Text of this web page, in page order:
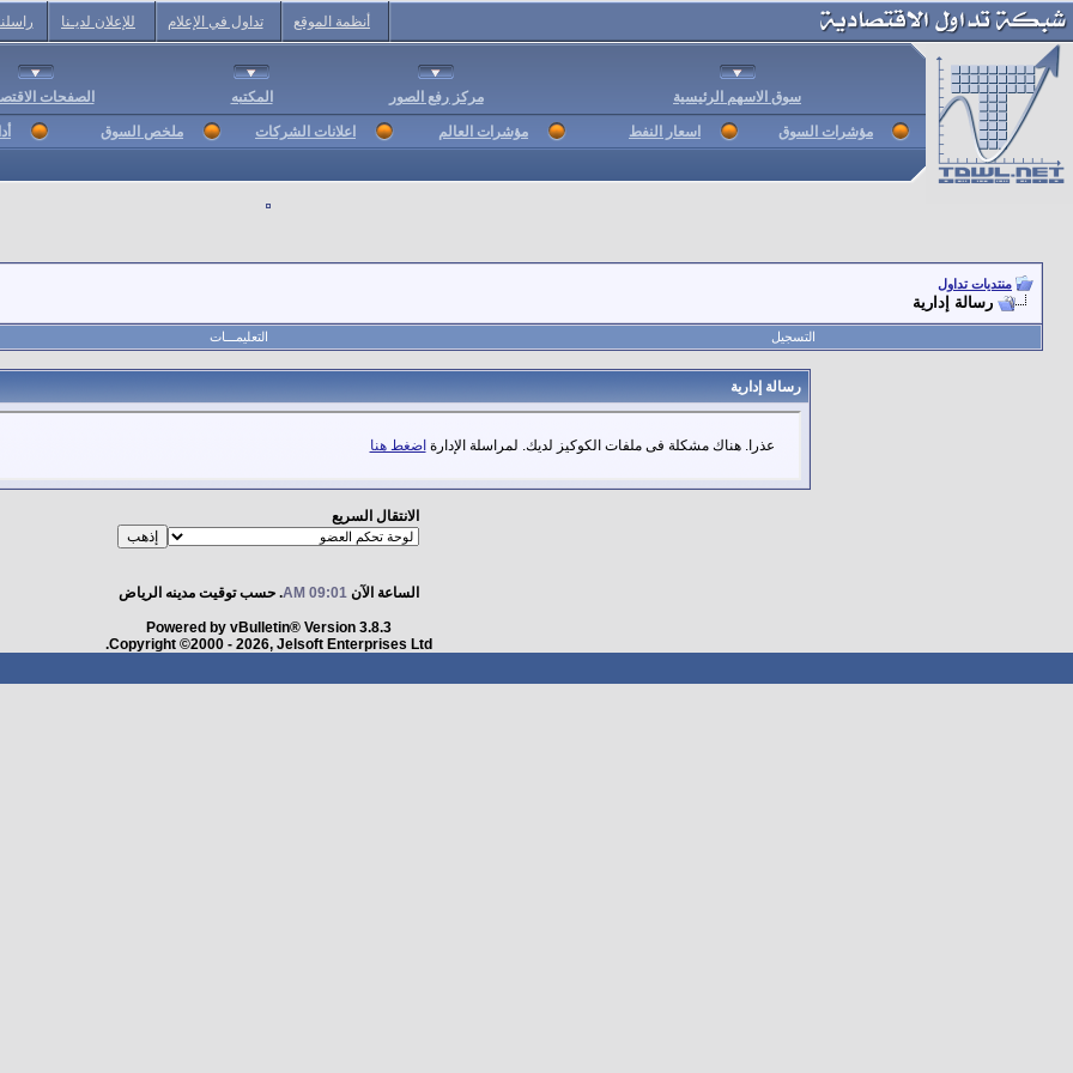
أنظمة الموقع تداول في الإعلام للإعلان لديـنا
سوق الاسهم الرئيسية مركز رفع الصور المكتبه الصفحات
مؤشرات السوق اسعار النفط مؤشرات العالم اعلانات الشركات ملخص السوق
منتديات تداول
رسالة إدارية
التسجيل التعليمـــات
رسالة إدارية
عذرا. هناك مشكلة فى ملفات الكوكيز لديك. لمراسلة الإدارة اضغط هنا
الانتقال السريع
الساعة الآن09:01 AM . حسب توقيت مدينه الرياض
Powered by vBulletin® Version 3.8.3
Copyright ©2000 - 2026, Jelsoft Enterprises Ltd.